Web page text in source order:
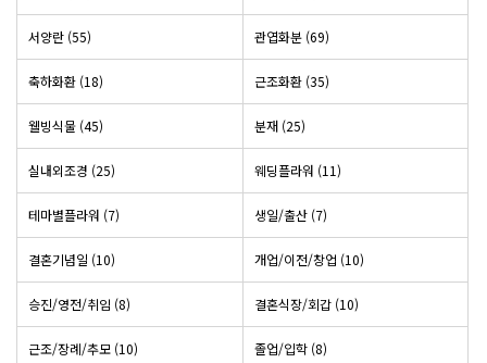
서양란 (55) 관엽화분 (69)
축하화환 (18) 근조화환 (35)
웰빙식물 (45) 분재 (25)
실내외조경 (25) 웨딩플라워 (11)
테마별플라워 (7) 생일/출산 (7)
결혼기념일 (10) 개업/이전/창업 (10)
승진/영전/취임 (8) 결혼식장/회갑 (10)
근조/장례/추모 (10) 졸업/입학 (8)